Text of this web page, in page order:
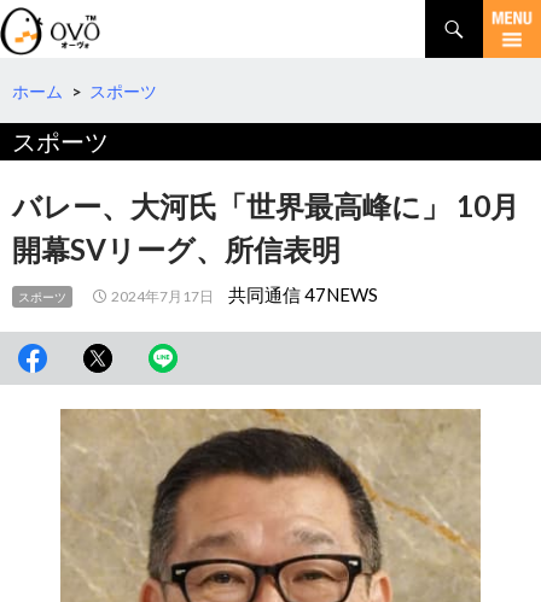
検
索
コ
テ
へ
動
ホーム > スポーツ
スポーツ
バレー、大河氏「世界最高峰に」 10月
開幕SVリーグ、所信表明
スポーツ 2024年7月17日 共同通信 47NEWS